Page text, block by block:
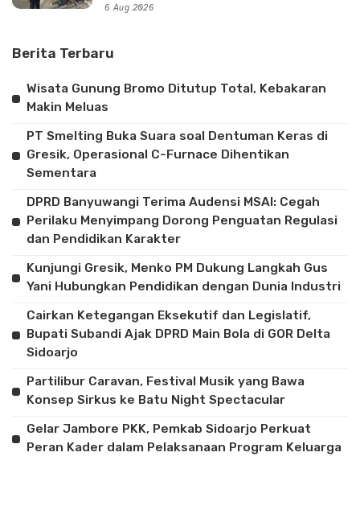
6 Aug 2026
Berita Terbaru
Wisata Gunung Bromo Ditutup Total, Kebakaran
Makin Meluas
PT Smelting Buka Suara soal Dentuman Keras di
Gresik, Operasional C-Furnace Dihentikan
Sementara
DPRD Banyuwangi Terima Audensi MSAI: Cegah
Perilaku Menyimpang Dorong Penguatan Regulasi
dan Pendidikan Karakter
Kunjungi Gresik, Menko PM Dukung Langkah Gus
Yani Hubungkan Pendidikan dengan Dunia Industri
Cairkan Ketegangan Eksekutif dan Legislatif,
Bupati Subandi Ajak DPRD Main Bola di GOR Delta
Sidoarjo
Partilibur Caravan, Festival Musik yang Bawa
Konsep Sirkus ke Batu Night Spectacular
Gelar Jambore PKK, Pemkab Sidoarjo Perkuat
Peran Kader dalam Pelaksanaan Program Keluarga